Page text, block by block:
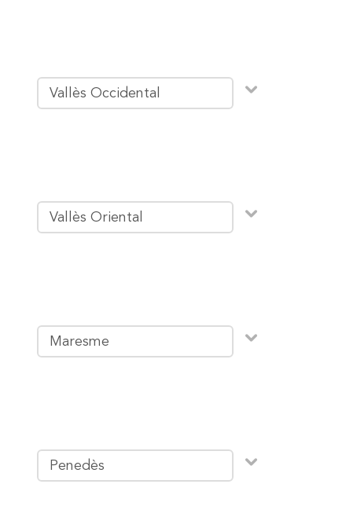
Vallès Occidental
Vallès Oriental
Maresme
Penedès